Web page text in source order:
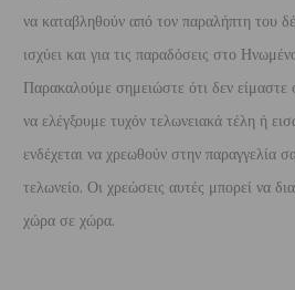
να καταβληθούν από τον παραλήπτη του
ισχύει και για τις παραδόσεις στο
Παρακαλούμε σημειώστε ότι δεν
να ελέγξουμε τυχόν τελωνειακά τέλη ή
ενδέχεται να χρεωθούν στην παραγγελία
τελωνείο. Οι χρεώσεις αυτές μπορεί να
χώρα σε χώρα.